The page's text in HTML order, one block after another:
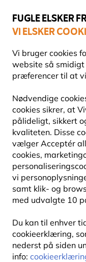
FUGLE ELSKER
VI ELSKER
Vi bruger cookies
website så smidigt
præferencer til at
Nødvendige
cookies sikrer, at
pålideligt, sikkert
kvaliteten. Disse
vælger Acceptér
cookies,
vi
samt klik- og
med udvalgte 10
Du kan til enhver
cookieerklæring,
nederst på siden
info: